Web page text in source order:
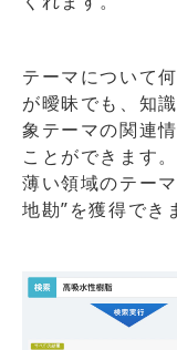
テーマについて
が曖昧でも、知
象テーマの関連
ことができます
薄い領域のテー
地勘”を獲得でき